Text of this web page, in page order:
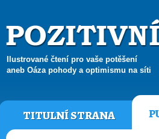
Ilustrované čtení pro vaše potěšení
aneb Oáza pohody a optimismu na síti
TITULNÍ STRANA